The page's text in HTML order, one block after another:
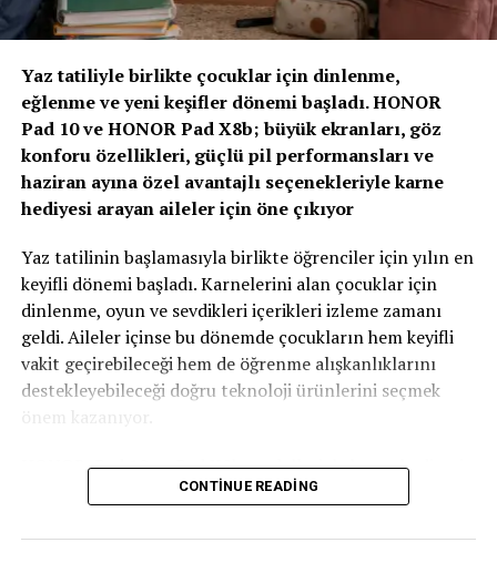
“Yapay Zeka ve Veri, Yeni Dönemin Belirleyicileri
Zirvenin dijitalleşme ve veri odaklı müşteri yönetimi
başlıklı oturumlarında, yapay zeka ve büyük verinin
sigortacılıkta karar alma süreçlerindeki etkisi ele alındı.
AXA Türkiye Satış, Kurumsal İletişim ve Sağlık
Başkanı Sanem Çıngay Buçukoğlu: “Önümüzdeki
daha anlamlı müşteri deneyimlerine dönüştürebilmek
olacak. Yapay zeka bize güçlü araçlar sunuyor; ancak
müşteri güvenini inşa eden temel değerler hâlâ şeffaflık,
tutarlılık ve uzun vadeli ilişki kurabilme becerisidir.
Teknolojinin sağladığı hız ve verimliliği, “Empati
Güvencesi” yaklaşımımızı da arkamıza alarak
Sigortacılığın tarihsel olarak her zaman veri odaklı bir
Yaz tatiliyle birlikte çocuklar için dinlenme,
eğlenme ve yeni keşifler dönemi başladı. HONOR
Pad 10 ve HONOR Pad X8b; büyük ekranları, göz
konforu özellikleri, güçlü pil performansları ve
haziran ayına özel avantajlı seçenekleriyle karne
hediyesi arayan aileler için öne çıkıyor
Yaz tatilinin başlamasıyla birlikte öğrenciler için yılın en
keyifli dönemi başladı. Karnelerini alan çocuklar için
dinlenme, oyun ve sevdikleri içerikleri izleme zamanı
geldi. Aileler içinse bu dönemde çocukların hem keyifli
vakit geçirebileceği hem de öğrenme alışkanlıklarını
destekleyebileceği doğru teknoloji ürünlerini seçmek
önem kazanıyor.
HONOR, Pad 10 ve Pad X8b modelleriyle karne hediyesi
arayan ailelere özel kampanyalarla güçlü tablet
kitap okumak, eğitici içeriklere ulaşmak ya da çizim ve
CONTINUE READING